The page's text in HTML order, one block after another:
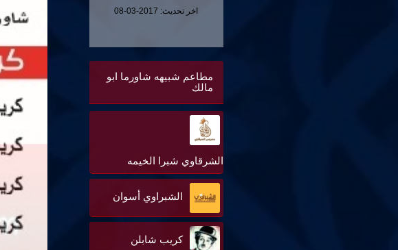
اخر تحديث: 2017-03-08
مطاعم شبيهه شاورما ابو
مالك
الشرقاوي شبرا الخيمه
الشبراوي أسوان
كريب شابلن